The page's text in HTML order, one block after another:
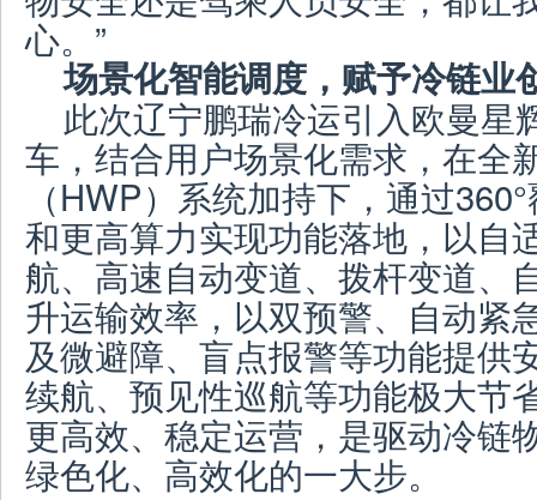
心。”
场景化智能调度，赋予冷链业
此次辽宁鹏瑞冷运引入欧曼星
车，结合用户场景化需求，在全
（HWP）系统加持下，通过
和更高算力实现功能落地，以自
航、高速自动变道、拨杆变道、
升运输效率，以双预警、自动紧
及微避障、盲点报警等功能提供
续航、预见性巡航等功能极大节
更高效、稳定运营，是驱动冷链
绿色化、高效化的一大步。